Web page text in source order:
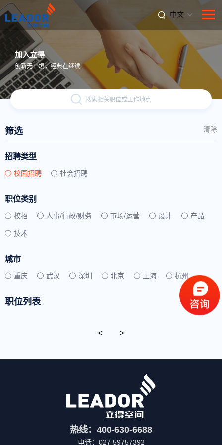
中文
加入立得
创新无止境，经典在继续
搜索相关职位或工作地点
筛选 清除
招聘类型
校园招聘 社会招聘
职位类别
校招 人事/行政/财务 市场/运营 设计 产品
技术
城市
重庆 武汉 深圳 北京 上海 杭州
职位列表
< >
热线：400-630-6688
电话：027-59757392